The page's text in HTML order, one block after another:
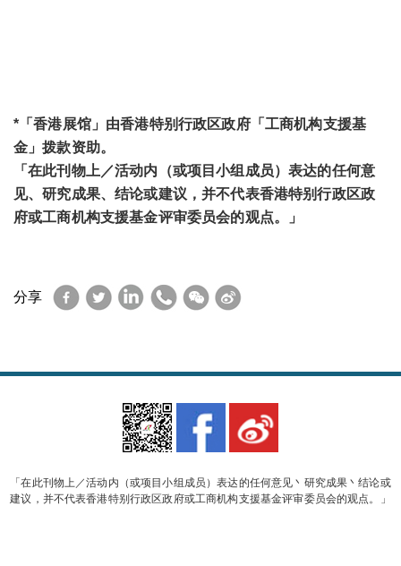
*「香港展馆」由香港特别行政区政府「工商机构支援基
金」拨款资助。
「在此刊物上／活动内（或项目小组成员）表达的任何意
见、研究成果、结论或建议，并不代表香港特别行政区政
府或工商机构支援基金评审委员会的观点。」
分享 Facebook
TwitterLinkedInWhatsApp
WeChat
「在此刊物上／活动内（或项目小组成员）表达的任何意见丶研究成果丶结论或
建议，并不代表香港特别行政区政府或工商机构支援基金评审委员会的观点。」